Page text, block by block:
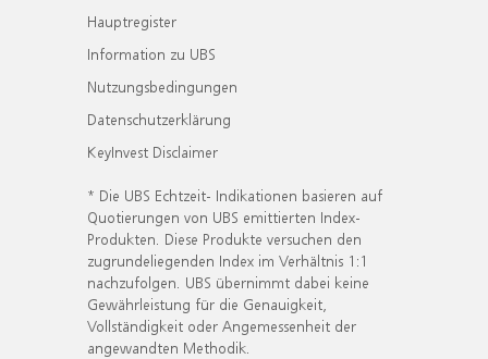
Hauptregister
Information zu UBS
Nutzungsbedingungen
Datenschutzerklärung
KeyInvest Disclaimer
* Die UBS Echtzeit- Indikationen basieren auf
Quotierungen von UBS emittierten Index-
Produkten. Diese Produkte versuchen den
zugrundeliegenden Index im Verhältnis 1:1
nachzufolgen. UBS übernimmt dabei keine
Gewährleistung für die Genauigkeit,
Vollständigkeit oder Angemessenheit der
angewandten Methodik.